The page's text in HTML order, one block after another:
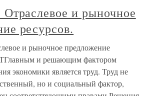
и рыночное
ресурсов.
и рыночное предложение
и решающим фактором
экономики является труд. Труд не
но и социальный фактор,